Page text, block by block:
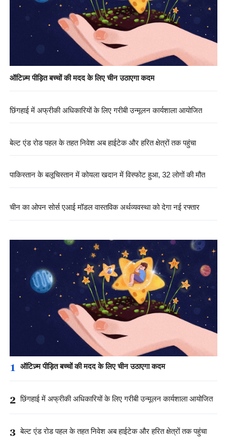
ऑटिज़्म पीड़ित बच्चों की मदद के लिए चीन उठाएगा कदम
छिंगहाई में अफ्रीकी अधिकारियों के लिए गरीबी उन्मूलन कार्यशाला आयोजित
बेल्ट एंड रोड पहल के तहत निवेश अब हाईटेक और हरित क्षेत्रों तक पहुंचा
पाकिस्तान के बलूचिस्तान में कोयला खदान में विस्फोट हुआ, 32 लोगों की मौत
चीन का ओपन सोर्स एआई मॉडल वास्तविक अर्थव्यवस्था को देगा नई रफ्तार
1 ऑटिज़्म पीड़ित बच्चों की मदद के लिए चीन उठाएगा कदम
2 छिंगहाई में अफ्रीकी अधिकारियों के लिए गरीबी उन्मूलन कार्यशाला आयोजित
3 बेल्ट एंड रोड पहल के तहत निवेश अब हाईटेक और हरित क्षेत्रों तक पहुंचा